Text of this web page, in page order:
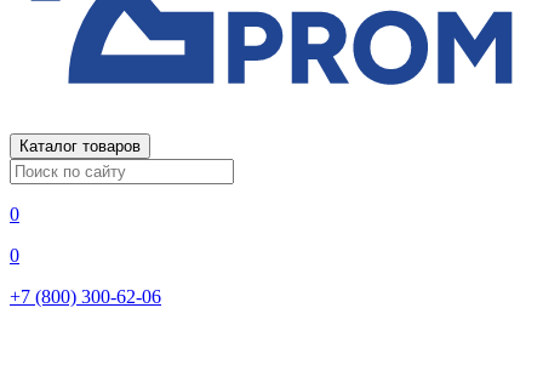
Каталог товаров
0
0
+7 (800) 300-62-06